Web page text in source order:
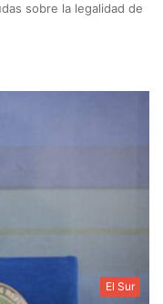
sobre la legalidad de
El Sur